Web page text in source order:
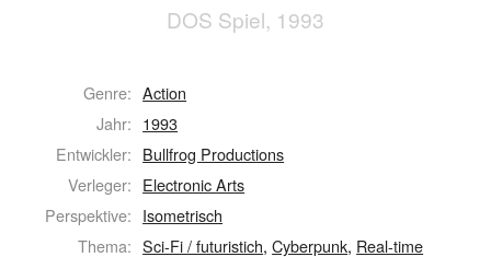
DOS Spiel, 1993
Genre: Action
Jahr: 1993
Entwickler: Bullfrog Productions
Verleger: Electronic Arts
Perspektive: Isometrisch
Thema: Sci-Fi / futuristich,Cyberpunk, Real-time